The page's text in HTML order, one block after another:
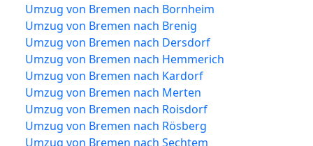
Umzug von Bremen nach Bornheim
Umzug von Bremen nach Brenig
Umzug von Bremen nach Dersdorf
Umzug von Bremen nach Hemmerich
Umzug von Bremen nach Kardorf
Umzug von Bremen nach Merten
Umzug von Bremen nach Roisdorf
Umzug von Bremen nach Rösberg
Umzug von Bremen nach Sechtem